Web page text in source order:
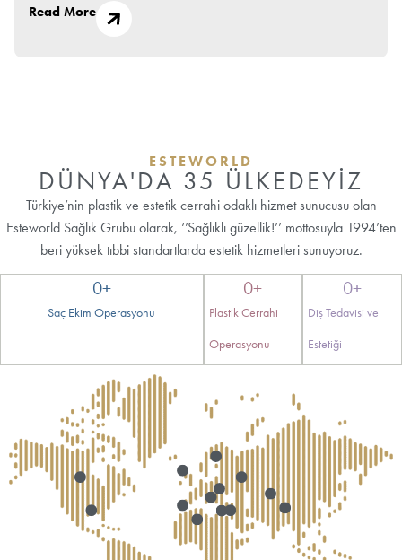
Read More
ESTEWORLD
DÜNYA'DA 35 ÜLKEDEYİZ
Türkiye’nin plastik ve estetik cerrahi odaklı hizmet sunucusu olan
Esteworld Sağlık Grubu olarak, ‘’Sağlıklı güzellik!’’ mottosuyla 1994’ten
beri yüksek tıbbi standartlarda estetik hizmetleri sunuyoruz.
Saç Ekim Operasyonu
0+
Plastik Cerrahi
Operasyonu
0+
Diş Tedavisi ve
Estetiği
0+